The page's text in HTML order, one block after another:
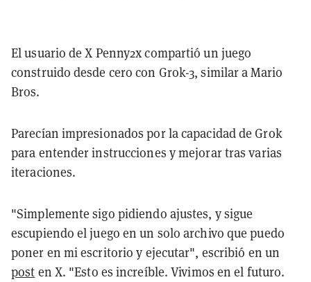
El usuario de X Penny2x compartió un juego
construido desde cero con Grok-3, similar a Mario
Bros.
Parecían impresionados por la capacidad de Grok
para entender instrucciones y mejorar tras varias
iteraciones.
"Simplemente sigo pidiendo ajustes, y sigue
escupiendo el juego en un solo archivo que puedo
poner en mi escritorio y ejecutar", escribió en un
post en X. "Esto es increíble. Vivimos en el futuro.